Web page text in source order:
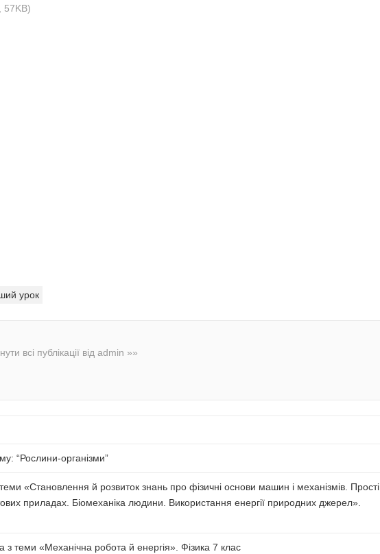
57KB)
урок
всі публікації від admin »»
“Рослини-організми”
теми «Становлення й розвиток знань про фізичні основи машин і механізмів. Прості
приладах. Біомеханіка людини. Використання енергії природних джерел».
з теми «Механічна робота й енергія». Фізика 7 клас